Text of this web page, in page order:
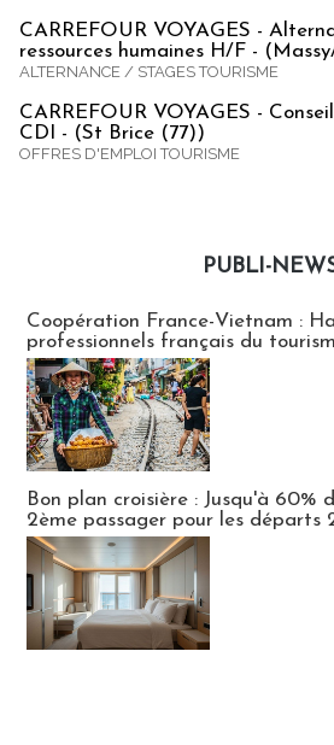
CARREFOUR VOYAGES -
ressources humaines H/F -
ALTERNANCE / STAGES TOURISME
CARREFOUR VOYAGES -
CDI - (St Brice (77))
OFFRES D'EMPLOI TOURISME
PUBLI-
Coopération France-Vietnam :
professionnels français du
Bon plan croisière : Jusqu'à 60%
2ème passager pour les départs